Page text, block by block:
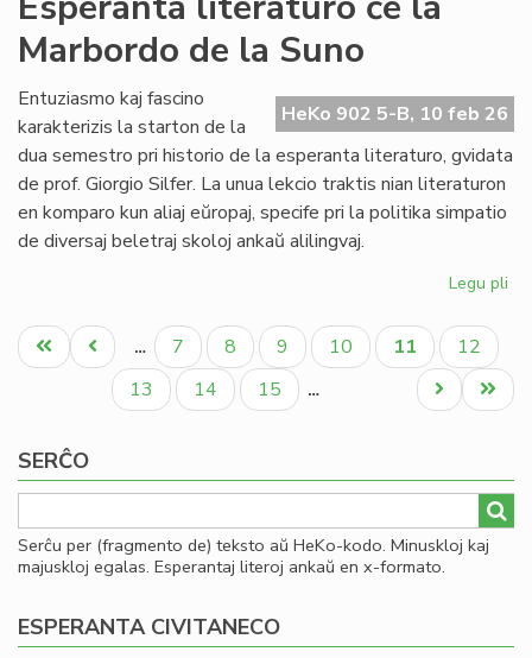
de
Marbordo de la Suno
HeKo 902 5-B, 10 feb 26
Entuziasmo kaj fascino
karakterizis la starton de la
dua semestro pri historio de la esperanta literaturo, gvidata
de prof. Giorgio Silfer. La unua lekcio traktis nian literaturon
en komparo kun aliaj eŭropaj, specife pri la politika simpatio
de diversaj beletraj skoloj ankaŭ alilingvaj.
Legu pli
la
Pagination
Unua
paĝo
Antaŭa
paĝo
… Paĝo
7 Paĝo
8 Paĝo
9 Paĝo
10
Aktuala
paĝo
11 Paĝo
12
Paĝo
13 Paĝo
14 Paĝo
15 …
Last
page
Next
page
SERĈO
Serĉu per (fragmento de) teksto aŭ HeKo-kodo. Minuskloj kaj
majuskloj egalas. Esperantaj literoj ankaŭ en x-formato.
ESPERANTA CIVITANECO